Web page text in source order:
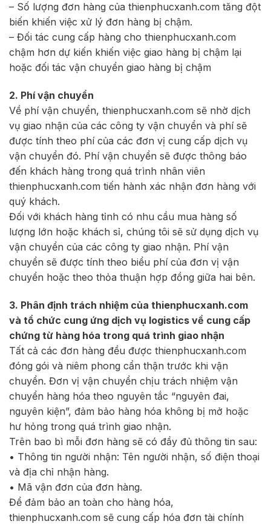
– Số lượng đơn hàng của thienphucxanh.com tăng đột
biến khiến việc xử lý đơn hàng bị chậm.
– Đối tác cung cấp hàng cho thienphucxanh.com
chậm hơn dự kiến khiến việc giao hàng bị chậm lại
hoặc đối tác vận chuyển giao hàng bị chậm
2. Phí vận chuyển
Về phí vận chuyển, thienphucxanh.com sẽ nhờ dịch
vụ giao nhận của các công ty vận chuyển và phí sẽ
được tính theo phí của các đơn vị cung cấp dịch vụ
vận chuyển đó. Phí vận chuyển sẽ được thông báo
đến khách hàng trong quá trình nhân viên
thienphucxanh.com tiến hành xác nhận đơn hàng với
quý khách.
Đối với khách hàng tỉnh có nhu cầu mua hàng số
lượng lớn hoặc khách sỉ, chúng tôi sẽ sử dụng dịch vụ
vận chuyển của các công ty giao nhận. Phí vận
chuyển sẽ được tính theo biểu phí của đơn vị vận
chuyển hoặc theo thỏa thuận hợp đồng giữa hai bên.
3. Phân định trách nhiệm của thienphucxanh.com
và tổ chức cung ứng dịch vụ logistics về cung cấp
chứng từ hàng hóa trong quá trình giao nhận
Tất cả các đơn hàng đều được thienphucxanh.com
đóng gói và niêm phong cẩn thận trước khi vận
chuyển. Đơn vị vận chuyển chịu trách nhiệm vận
chuyển hàng hóa theo nguyên tắc “nguyên đai,
nguyên kiện”, đảm bảo hàng hóa không bị mở hoặc
hư hỏng trong quá trình giao nhận.
Trên bao bì mỗi đơn hàng sẽ có đầy đủ thông tin sau:
• Thông tin người nhận: Tên người nhận, số điện thoại
và địa chỉ nhận hàng.
• Mã vận đơn của đơn hàng.
Để đảm bảo an toàn cho hàng hóa,
thienphucxanh.com sẽ cung cấp hóa đơn tài chính